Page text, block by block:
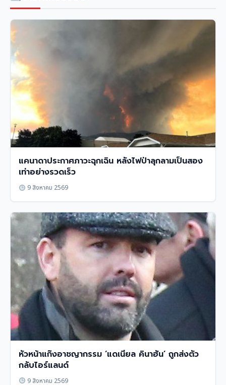
แคนาดาประกาศภาวะฉุกเฉิน หลังไฟป่าลุกลามเป็นสอง
เท่าอย่างรวดเร็ว
9 สิงหาคม 2569
หัวหน้าแก๊งอาชญากรรม ‘แดเนียล คินาฮัน’ ถูกส่งตัว
กลับไอร์แลนด์
9 สิงหาคม 2569